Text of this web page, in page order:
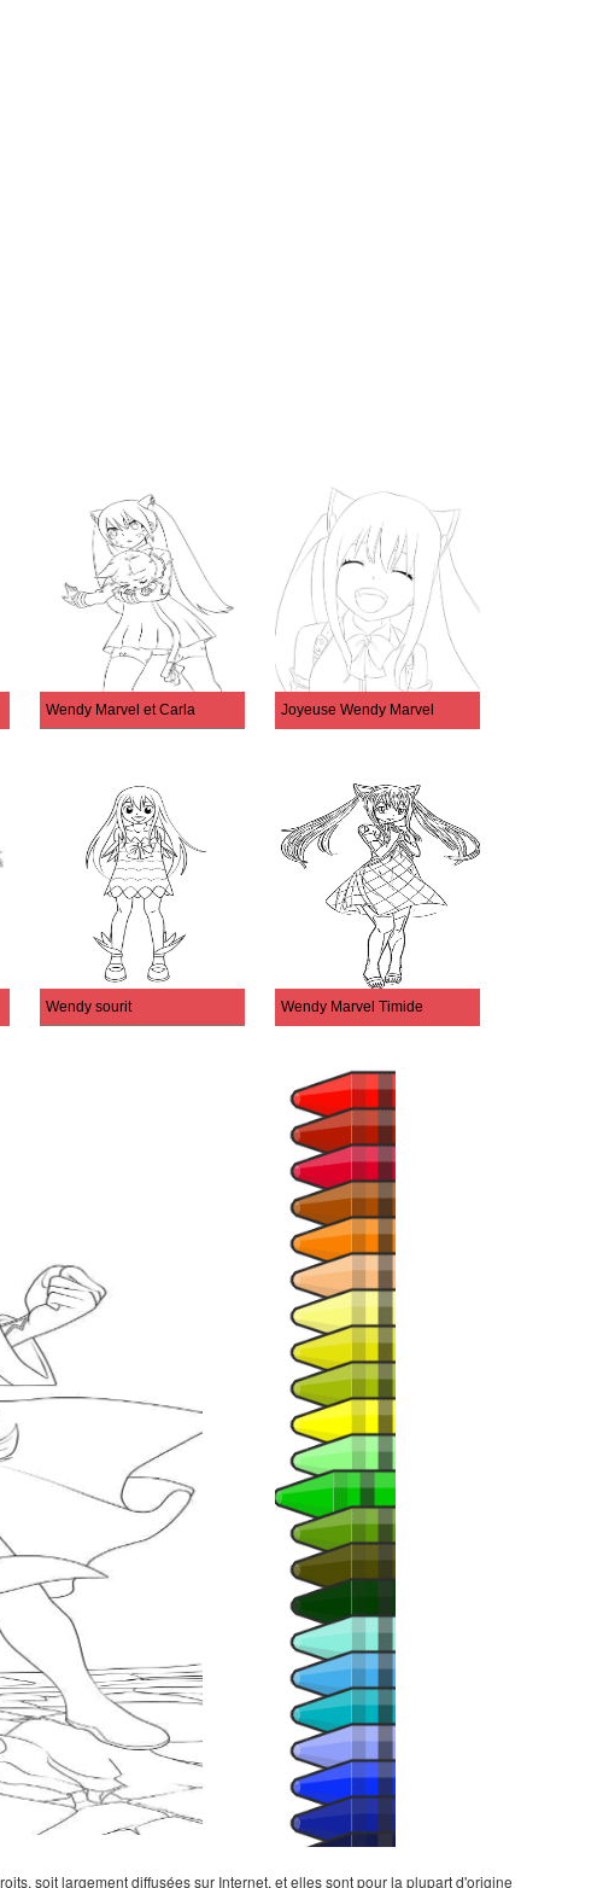
Wendy Marvel et Carla Joyeuse Wendy Marvel
Wendy sourit Wendy Marvel Timide
soit largement diffusées sur Internet, et elles sont pour la plupart d'origine